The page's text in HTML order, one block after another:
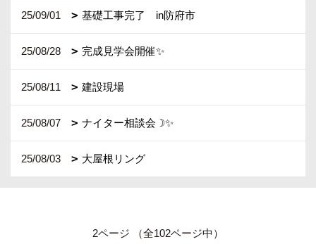
25/09/01 基礎工事完了 in防府市
25/08/28 完成見学会開催✨
25/08/11 建設現場
25/08/07 ナイター相談会☽✨
25/08/03 大屋根リング
2ページ （全102ページ中）